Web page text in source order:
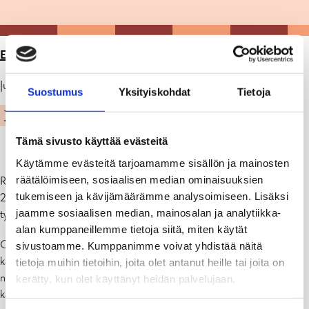
Suostumus Yksityiskohdat Tietoja
Tämä sivusto käyttää evästeitä
Käytämme evästeitä tarjoamamme sisällön ja mainosten
räätälöimiseen, sosiaalisen median ominaisuuksien
tukemiseen ja kävijämäärämme analysoimiseen. Lisäksi
jaamme sosiaalisen median, mainosalan ja analytiikka-
alan kumppaneillemme tietoja siitä, miten käytät
sivustoamme. Kumppanimme voivat yhdistää näitä
tietoja muihin tietoihin, joita olet antanut heille tai joita on
kerätty, kun olet käyttänyt heidän palvelujaan.
ETUSIVU HYVINVOINTIKYSELY
Julkaistu: 13.10.25
TERVEYS JA HYVINVOINTI
Raaseporin kaupunki laatii hyvinvointisuunnitelman vuosille 2026–
2029. Hyvinvointisuunnitelma on asiakirja, joka ohjaa kaupungin
työtä asukkaiden terveyden ja hyvinvoinnin edistämiseksi.
Osa prosessia on kuulla asukkaita hyvinvointikyselyn avulla. Kyselyn
kautta asukkaat voivat jakaa ajatuksiaan, kokemuksiaan ja
näkemyksiään siitä, mikä on tärkeää arjen hyvinvoinnin
kannalta. Kysely on tärkeä työkalu asukkaiden osallistamiseksi